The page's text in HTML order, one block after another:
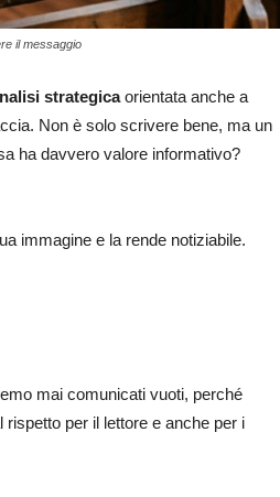
il messaggio
strategicaorientata anche a
Non è solo scrivere bene, ma un
ha davvero valore informativo?
immagine e la rende notiziabile.
mai comunicati vuoti, perché
per il lettore e anche per i